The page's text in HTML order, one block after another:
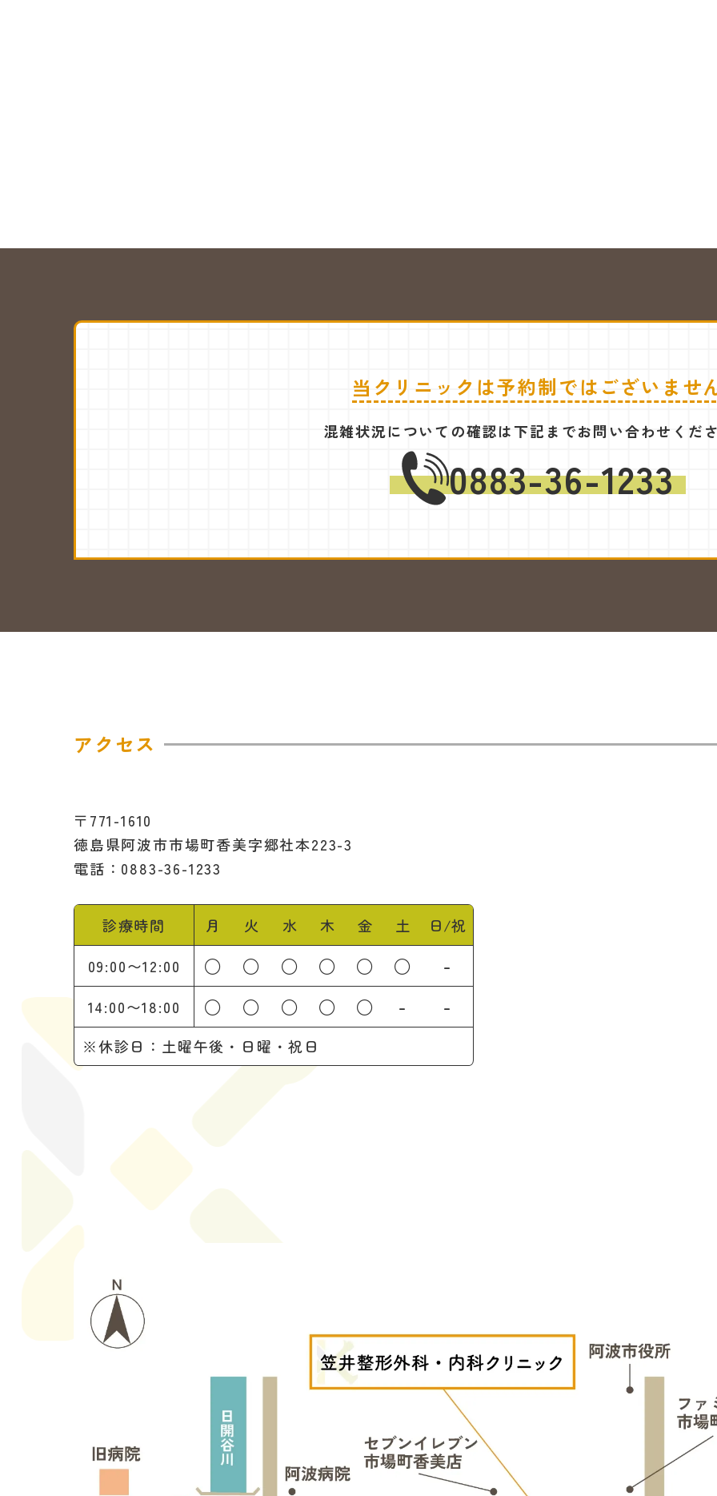
当クリニックは予約制ではございませ
混雑状況についての確認は下記までお問い合わせくだ
0883-36-1233
アクセス
〒771-1610
徳島県阿波市市場町香美字郷社本223-3
電話：0883-36-1233
診療時間 月 火 水 木 金 土
日/祝
09:00〜12:00
○ ○ ○ ○ ○ ○ -
14:00〜18:00 ○ ○ ○ ○ ○ - -
※休診日：土曜午後・日曜・祝日